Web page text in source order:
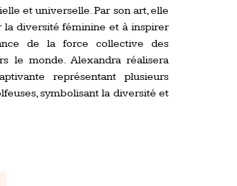
et universelle. Par son art, elle
la diversité féminine et à inspirer
de la force collective des
le monde. Alexandra réalisera
représentant plusieurs
symbolisant la diversité et